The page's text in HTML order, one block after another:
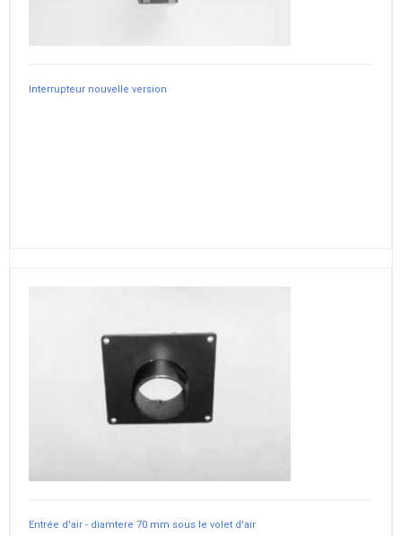
Interrupteur nouvelle version
Entrée d'air - diamtere 70 mm sous le volet d'air